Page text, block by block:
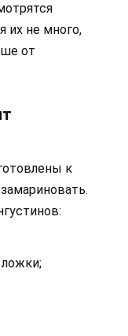
их не много,
от
к